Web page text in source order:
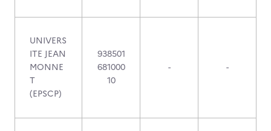
UNIVERS
ITE JEAN
MONNE
T
(EPSCP)
938501
681000
10
- -